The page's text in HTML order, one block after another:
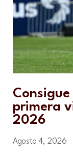
Consigue
primera
2026
Agosto 4, 2026